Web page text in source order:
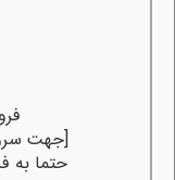
[جهت
حتما به